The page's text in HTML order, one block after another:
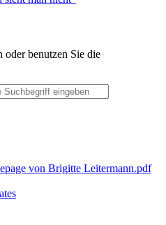
benutzen Sie die
von Brigitte Leitermann.pdf